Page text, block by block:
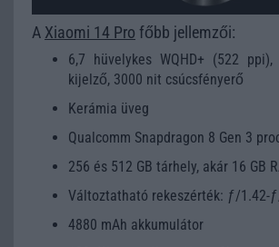
A Xiaomi 14 Pro főbb jellemzői:
6,7 hüvelykes WQHD+ (522 ppi),
kijelző, 3000 nit csúcsfényerő
Kerámia üveg
Qualcomm Snapdragon 8 Gen 3
256 és 512 GB tárhely, akár 16 GB
Változtatható rekeszérték: ƒ/1.42-
4880 mAh akkumulátor